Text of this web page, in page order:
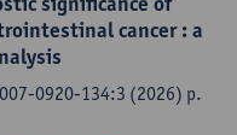
cancer : a
0920-134:3 (2026) p.